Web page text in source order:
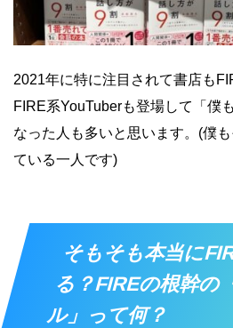
2021年に特に注目されて書店も
FIRE系YouTuberも登場して「僕
なった人も多いと思います。(僕
ている一人です)
そもそも本当に
る？FIREの根幹の
ル」って何？